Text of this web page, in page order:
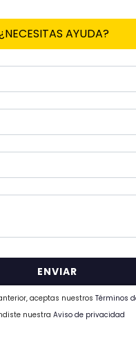
AYUDA?
aceptas nuestros Términos
nuestra Aviso de privacidad